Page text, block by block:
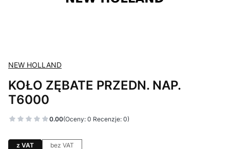
NEW HOLLAND
KOŁO ZĘBATE PRZEDN. NAP.
T6000
0.00(Oceny: 0 Recenzje: 0)
z VAT bez VAT